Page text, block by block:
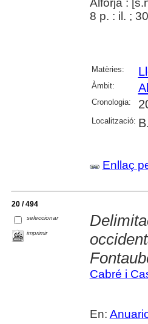
Alforja :
8 p. : il. ;
Matèries:
Àmbit:
Cronologia:
Localització:
Enllaç
20 / 494
seleccionar
imprimir
Cabré i
En: